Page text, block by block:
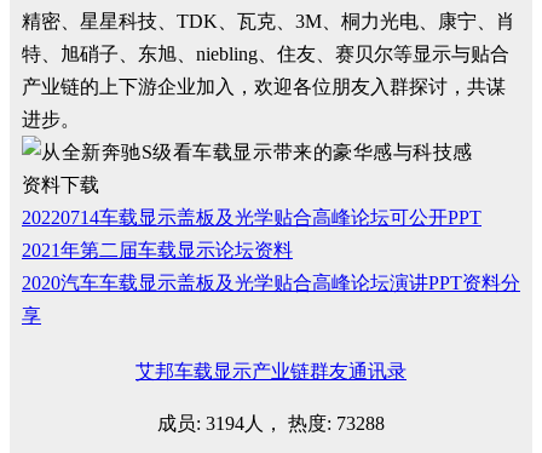
精密、星星科技、TDK、瓦克、3M、桐力光电、康宁、肖
特、旭硝子、东旭、niebling、住友、赛贝尔等显示与贴合
产业链的上下游企业加入，欢迎各位朋友入群探讨，共谋
进步。
资料下载
20220714车载显示盖板及光学贴合高峰论坛可公开PPT
2021年第二届车载显示论坛资料
2020汽车车载显示盖板及光学贴合高峰论坛演讲PPT资料分
享
艾邦车载显示产业链群友通讯录
成员: 3194人， 热度: 73288